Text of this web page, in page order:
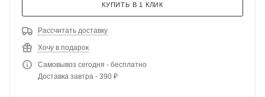
КУПИТЬ В 1 КЛИК
Рассчитать доставку
Хочу в подарок
Самовывоз сегодня - бесплатно
Доставка завтра - 390 ₽